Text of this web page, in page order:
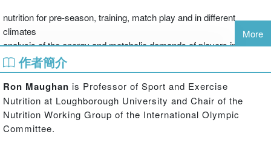
nutrition for pre-season, training, match play and in different
climates
analysis of the energy and metabolic demands of players in
different positions
water and electrolyte requirements
strategies to balance effects of stress, over training and over
playing
ideal body composition in professional football
analysis and interventions to counter late game fatigue
More
作者簡介
Ron Maughan is Professor of Sport and Exercise
Nutrition at Loughborough University and Chair of the
Nutrition Working Group of the International Olympic
Committee.